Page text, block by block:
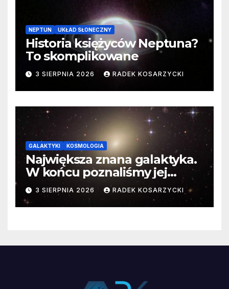
NEPTUN UKŁAD SŁONECZNY
Historia księżyców Neptuna?
To skomplikowane
3 SIERPNIA 2026 RADEK KOSARZYCKI
GALAKTYKI KOSMOLOGIA
Największa znana galaktyka.
W końcu poznaliśmy jej
faktyczne wymiary
3 SIERPNIA 2026 RADEK KOSARZYCKI